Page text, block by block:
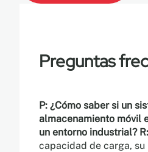
Preguntas
P: ¿Cómo saber si un
almacenamiento móvil
un entorno industrial? R:
capacidad de carga, su